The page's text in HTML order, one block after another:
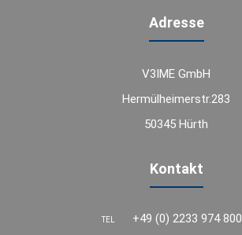
Adresse
V3IME GmbH
Hermülheimerstr.283
50345 Hürth
Kontakt
TEL +49 (0) 2233 974 800